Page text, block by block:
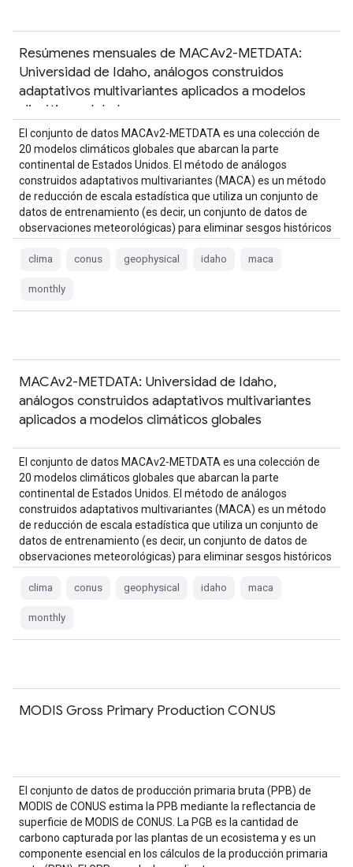
Resúmenes mensuales de MACAv2-METDATA:
Universidad de Idaho, análogos construidos
adaptativos multivariantes aplicados a modelos
climáticos globales
El conjunto de datos MACAv2-METDATA es una colección de
20 modelos climáticos globales que abarcan la parte
continental de Estados Unidos. El método de análogos
construidos adaptativos multivariantes (MACA) es un método
de reducción de escala estadística que utiliza un conjunto de
datos de entrenamiento (es decir, un conjunto de datos de
observaciones meteorológicas) para eliminar sesgos históricos
clima conus geophysical idaho maca
monthly
MACAv2-METDATA: Universidad de Idaho,
análogos construidos adaptativos multivariantes
aplicados a modelos climáticos globales
El conjunto de datos MACAv2-METDATA es una colección de
20 modelos climáticos globales que abarcan la parte
continental de Estados Unidos. El método de análogos
construidos adaptativos multivariantes (MACA) es un método
de reducción de escala estadística que utiliza un conjunto de
datos de entrenamiento (es decir, un conjunto de datos de
observaciones meteorológicas) para eliminar sesgos históricos
clima conus geophysical idaho maca
monthly
MODIS Gross Primary Production CONUS
El conjunto de datos de producción primaria bruta (PPB) de
MODIS de CONUS estima la PPB mediante la reflectancia de
superficie de MODIS de CONUS. La PGB es la cantidad de
carbono capturada por las plantas de un ecosistema y es un
componente esencial en los cálculos de la producción primaria